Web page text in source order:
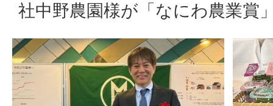
社中野農園様が「なにわ農業賞